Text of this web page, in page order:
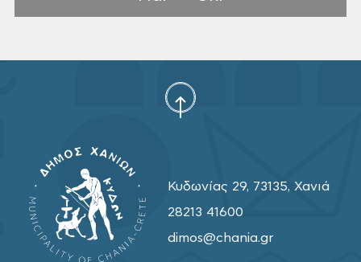
Κυδωνίας 29, 73135, Χανιά
28213 41600
dimos@chania.gr